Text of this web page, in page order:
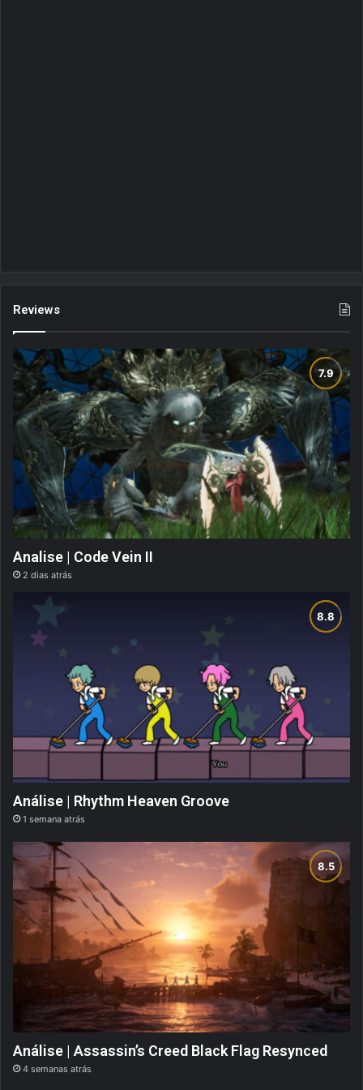
Reviews
Analise | Code Vein II
2 dias atrás
Análise | Rhythm Heaven Groove
1 semana atrás
Análise | Assassin’s Creed Black Flag Resynced
4 semanas atrás